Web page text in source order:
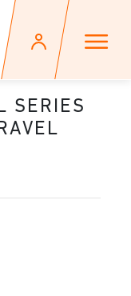
SERIES